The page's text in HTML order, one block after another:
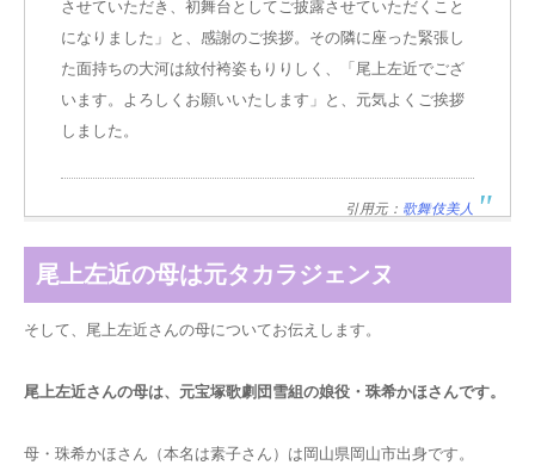
させていただき、初舞台としてご披露させていただくこと
になりました」と、感謝のご挨拶。その隣に座った緊張し
た面持ちの大河は紋付袴姿もりりしく、「尾上左近でござ
います。よろしくお願いいたします」と、元気よくご挨拶
しました。
引用元： 歌舞伎美人
尾上左近の母は元タカラジェンヌ
そして、尾上左近さんの母についてお伝えします。
尾上左近さんの母は、元宝塚歌劇団雪組の娘役・珠希かほさんです。
母・珠希かほさん（本名は素子さん）は岡山県岡山市出身です。